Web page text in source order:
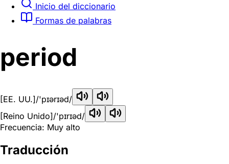
Inicio del diccionario
Formas de palabras
period
[EE. UU.]/'pɪərɪəd/
[Reino Unido]/'pɪrɪəd/
Frecuencia: Muy alto
Traducción